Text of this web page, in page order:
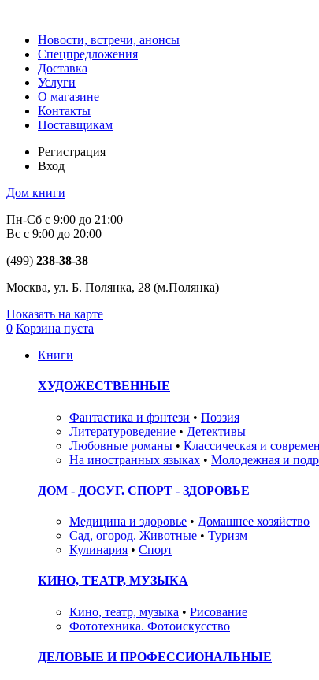
Новости, встречи, анонсы
Спецпредложения
Доставка
Услуги
О магазине
Контакты
Поставщикам
Регистрация
Вход
Дом книги
Пн-Сб с 9:00 до 21:00
Вс с 9:00 до 20:00
(499) 238-38-38
Москва, ул. Б. Полянка, 28 (м.Полянка)
Показать на карте
0 Корзина пуста
Книги
ХУДОЖЕСТВЕННЫЕ
Фантастика и фэнтези • Поэзия
Литературоведение • Детективы
Любовные романы • Классическая и
На иностранных языках • Молодежная и
ДОМ - ДОСУГ. СПОРТ - ЗДОРОВЬЕ
Медицина и здоровье • Домашнее хозяйство
Сад, огород. Животные • Туризм
Кулинария • Спорт
КИНО, ТЕАТР, МУЗЫКА
Кино, театр, музыка • Рисование
Фототехника. Фотоискусство
ДЕЛОВЫЕ И ПРОФЕССИОНАЛЬНЫЕ